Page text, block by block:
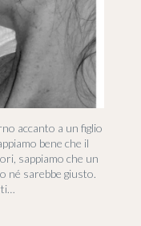
accanto a un figlio
bene che il
sappiamo che un
né sarebbe giusto.